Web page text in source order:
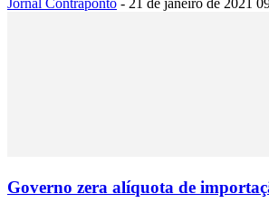
Jornal Contraponto - 21 de janeiro de 2021
Governo zera alíquota de